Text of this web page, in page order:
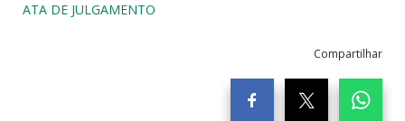
ATA DE JULGAMENTO
Compartilhar